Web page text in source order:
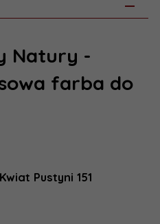
Natury -
farba do
Kwiat Pustyni 151